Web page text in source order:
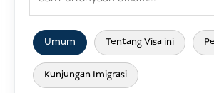
Umum Tentang Visa ini
Kunjungan Imigrasi